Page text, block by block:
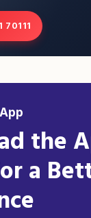
70111
the
a